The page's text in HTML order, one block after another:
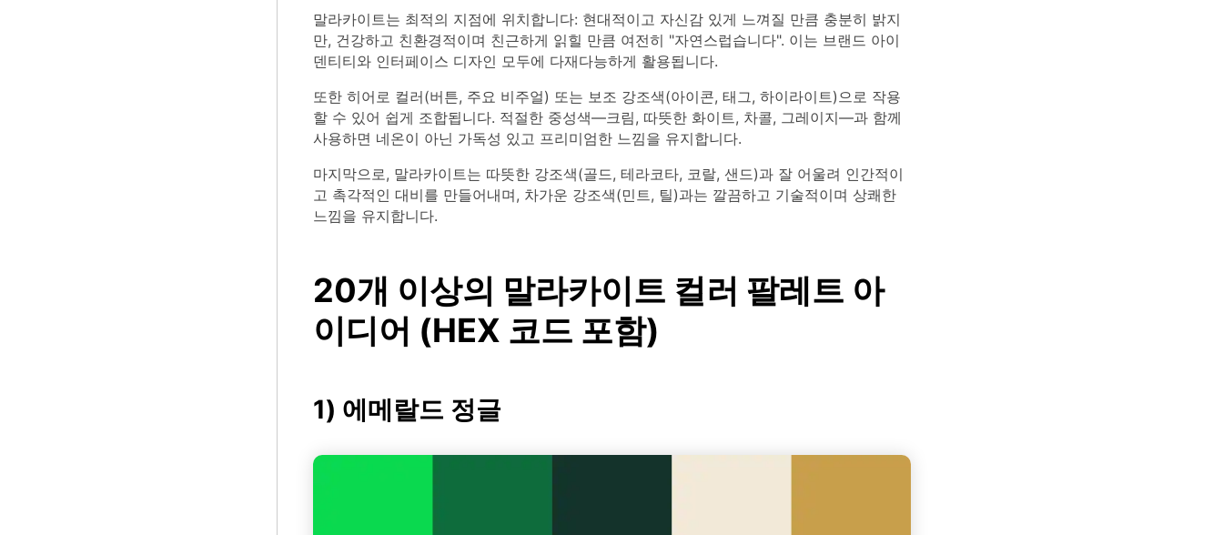
말라카이트는 최적의 지점에 위치합니다: 현대적이고 자신감 있게 느껴질 만큼 충분히 밝지
만, 건강하고 친환경적이며 친근하게 읽힐 만큼 여전히 "자연스럽습니다". 이는 브랜드 아이
덴티티와 인터페이스 디자인 모두에 다재다능하게 활용됩니다.
또한 히어로 컬러(버튼, 주요 비주얼) 또는 보조 강조색(아이콘, 태그, 하이라이트)으로 작용
할 수 있어 쉽게 조합됩니다. 적절한 중성색—크림, 따뜻한 화이트, 차콜, 그레이지—과 함께
사용하면 네온이 아닌 가독성 있고 프리미엄한 느낌을 유지합니다.
마지막으로, 말라카이트는 따뜻한 강조색(골드, 테라코타, 코랄, 샌드)과 잘 어울려 인간적이
고 촉각적인 대비를 만들어내며, 차가운 강조색(민트, 틸)과는 깔끔하고 기술적이며 상쾌한
느낌을 유지합니다.
20개 이상의 말라카이트 컬러 팔레트 아
이디어 (HEX 코드 포함)
1) 에메랄드 정글